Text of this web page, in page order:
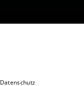
Datenschutz